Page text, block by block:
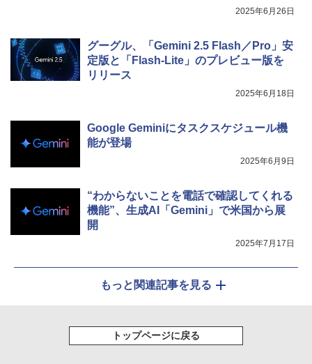
2025年6月26日
グーグル、「Gemini 2.5 Flash／Pro」安
定版と「Flash-Lite」のプレビュー版を
リリース
2025年6月18日
Google Geminiにタスクスケジュール機
能が登場
2025年6月9日
“わからないことを電話で確認してくれる
機能”、生成AI「Gemini」で米国から展
開
2025年7月17日
もっと関連記事を見る
トップページに戻る